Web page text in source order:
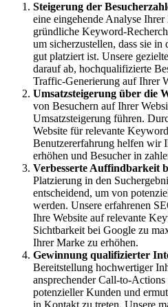
Steigerung der
eine eingehende Analyse
gründliche Keyword-
um sicherzustellen, dass sie in
gut platziert ist. Unsere
darauf ab, hochqualifizierte
Traffic-Generierung auf Ihrer
Umsatzsteigerung über die
von Besuchern auf Ihrer
Umsatzsteigerung führen.
Website für relevante
Benutzererfahrung helfen wir
erhöhen und Besucher in
Verbesserte Auffindbarkeit
Platzierung in den
entscheidend, um von
werden. Unsere erfahrenen
Ihre Website auf relevante
Sichtbarkeit bei Google zu
Ihrer Marke zu erhöhen.
Gewinnung qualifizierter
Bereitstellung hochwertiger
ansprechender Call-to-
potenzieller Kunden und